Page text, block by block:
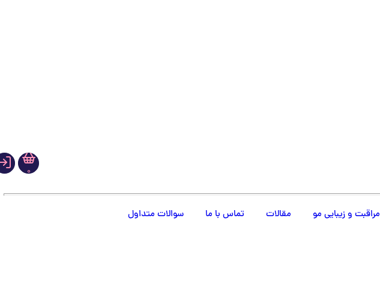
0
مراقبت و زیبایی مو مقالات تماس با ما سوالات متداول